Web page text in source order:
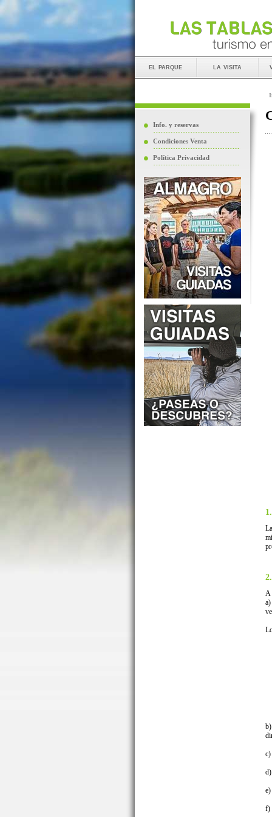
el parque la visita
Info. y reservas
Condiciones Venta
Política Privacidad
A
c)
f)